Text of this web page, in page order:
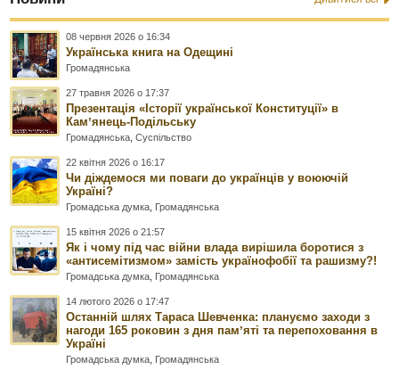
08 червня 2026 о 16:34
Українська книга на Одещині
Громадянська
27 травня 2026 о 17:37
Презентація «Історії української Конституції» в
Камʼянець-Подільську
Громадянська ,Суспільство
22 квітня 2026 о 16:17
Чи діждемося ми поваги до українців у воюючій
Україні?
Громадська думка Громадянська
15 квітня 2026 о 21:57
Як і чому під час війни влада вирішила боротися з
«антисемітизмом» замість українофобії та рашизму?!
Громадська думка Громадянська
14 лютого 2026 о 17:47
Останній шлях Тараса Шевченка: плануємо заходи з
нагоди 165 роковин з дня памʼяті та перепоховання в
Україні
Громадська думка Громадянська